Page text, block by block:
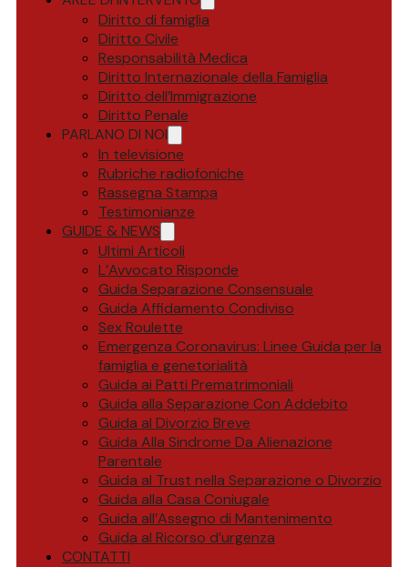
Diritto di famiglia
Diritto Civile
Responsabilità Medica
Diritto Internazionale della Famiglia
Diritto dell’Immigrazione
Diritto Penale
PARLANO DI NOI
In televisione
Rubriche radiofoniche
Rassegna Stampa
Testimonianze
GUIDE & NEWS
Ultimi Articoli
L’Avvocato Risponde
Guida Separazione Consensuale
Guida Affidamento Condiviso
Sex Roulette
Emergenza Coronavirus: Linee Guida per la
famiglia e genetorialità
Guida ai Patti Prematrimoniali
Guida alla Separazione Con Addebito
Guida al Divorzio Breve
Guida Alla Sindrome Da Alienazione
Parentale
Guida al Trust nella Separazione o Divorzio
Guida alla Casa Coniugale
Guida all’Assegno di Mantenimento
Guida al Ricorso d’urgenza
CONTATTI